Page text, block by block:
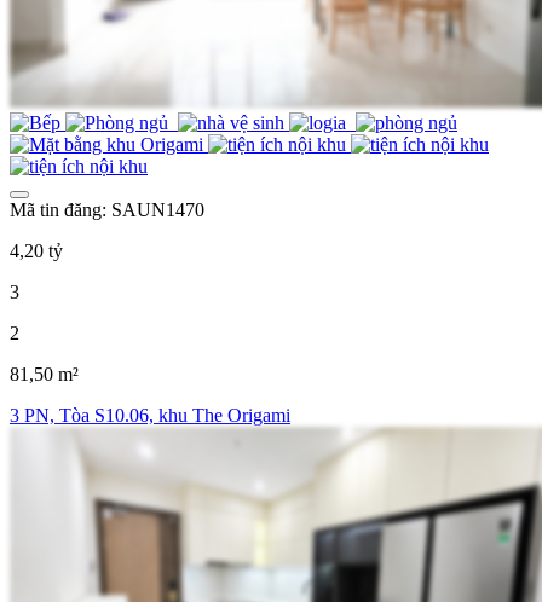
Mã tin đăng: SAUN1470
4,20 tỷ
3
2
81,50 m²
3 PN, Tòa S10.06, khu The Origami